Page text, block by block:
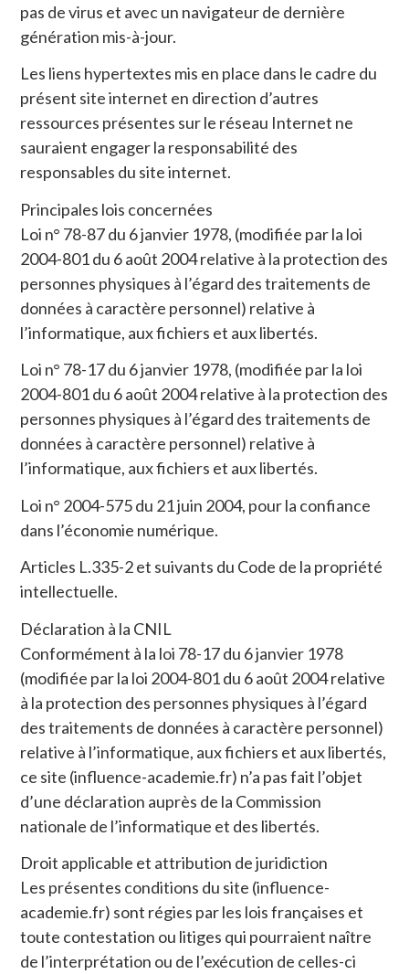
pas de virus et avec un navigateur de dernière
génération mis-à-jour.
Les liens hypertextes mis en place dans le cadre du
présent site internet en direction d’autres
ressources présentes sur le réseau Internet ne
sauraient engager la responsabilité des
responsables du site internet.
Principales lois concernées
Loi n° 78-87 du 6 janvier 1978, (modifiée par la loi
2004-801 du 6 août 2004 relative à la protection des
personnes physiques à l’égard des traitements de
données à caractère personnel) relative à
l’informatique, aux fichiers et aux libertés.
Loi n° 78-17 du 6 janvier 1978, (modifiée par la loi
2004-801 du 6 août 2004 relative à la protection des
personnes physiques à l’égard des traitements de
données à caractère personnel) relative à
l’informatique, aux fichiers et aux libertés.
Loi n° 2004-575 du 21 juin 2004, pour la confiance
dans l’économie numérique.
Articles L.335-2 et suivants du Code de la propriété
intellectuelle.
Déclaration à la CNIL
Conformément à la loi 78-17 du 6 janvier 1978
(modifiée par la loi 2004-801 du 6 août 2004 relative
à la protection des personnes physiques à l’égard
des traitements de données à caractère personnel)
relative à l’informatique, aux fichiers et aux libertés,
ce site (influence-academie.fr) n’a pas fait l’objet
d’une déclaration auprès de la Commission
nationale de l’informatique et des libertés.
Droit applicable et attribution de juridiction
Les présentes conditions du site (influence-
academie.fr) sont régies par les lois françaises et
toute contestation ou litiges qui pourraient naître
de l’interprétation ou de l’exécution de celles-ci